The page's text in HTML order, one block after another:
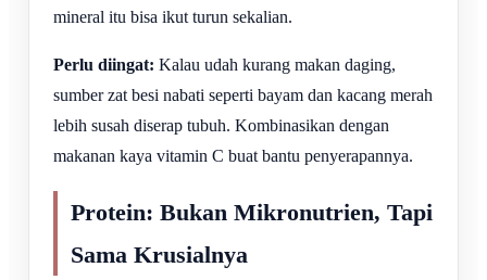
mineral itu bisa ikut turun sekalian.
Perlu diingat: Kalau udah kurang makan daging,
sumber zat besi nabati seperti bayam dan kacang merah
lebih susah diserap tubuh. Kombinasikan dengan
makanan kaya vitamin C buat bantu penyerapannya.
Protein: Bukan Mikronutrien, Tapi
Sama Krusialnya